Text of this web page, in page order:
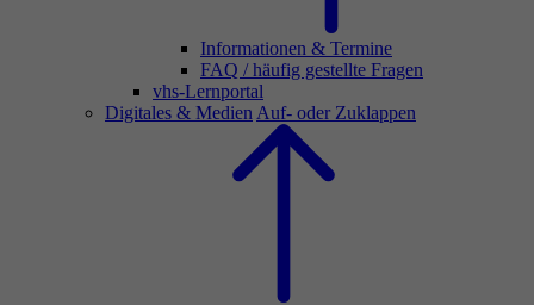
Informationen & Termine
FAQ / häufig gestellte Fragen
vhs-Lernportal
Digitales & Medien Auf- oder Zuklappen